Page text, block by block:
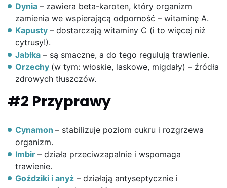
Dynia – zawiera beta-karoten, który organizm
zamienia we wspierającą odporność – witaminę A.
Kapusty – dostarczają witaminy C (i to więcej niż
cytrusy!).
Jabłka – są smaczne, a do tego regulują trawienie.
Orzechy (w tym: włoskie, laskowe, migdały) – źródła
zdrowych tłuszczów.
#2 Przyprawy
Cynamon – stabilizuje poziom cukru i rozgrzewa
organizm.
Imbir – działa przeciwzapalnie i wspomaga
trawienie.
Goździki i anyż – działają antyseptycznie i